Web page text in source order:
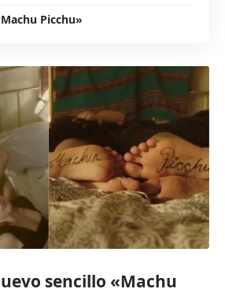
Picchu»
sencillo «Machu